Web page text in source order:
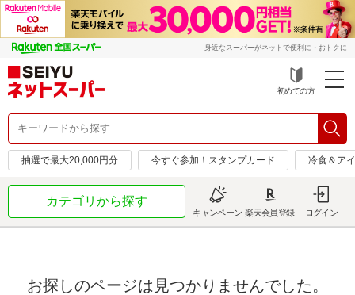
身近なスーパーがネットで便利に・おトクに
初めての方
抽選で最大20,000円分 今すぐ参加！スタンプカード 冷食＆ア
カテゴリから探す
キャンペーン 楽天会員登録 ログイン
お探しのページは見つかりませんでした。